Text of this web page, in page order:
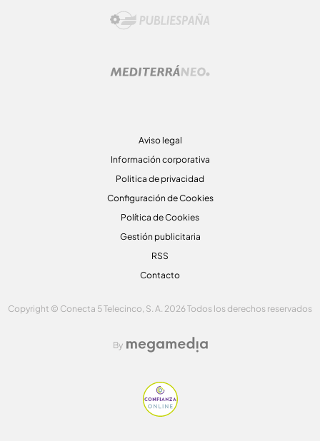
Aviso legal
Información corporativa
Politica de privacidad
Configuración de Cookies
Política de Cookies
Gestión publicitaria
RSS
Contacto
Copyright © Conecta 5 Telecinco, S. A. 2026 Todos los derechos reservados
By